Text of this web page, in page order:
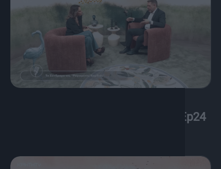
Το Podcast της ζωής σου | S01 Ep24